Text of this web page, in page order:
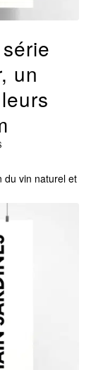
un
du vin naturel et